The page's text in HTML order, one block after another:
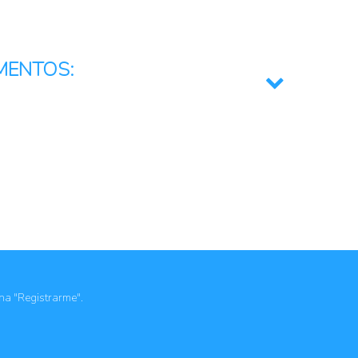
e Integración Regional
de los productores
"Registrarme".